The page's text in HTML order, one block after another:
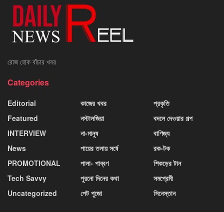
রোজ হোক বাঁচার খবর
Categories
Editorial
Featured
INTERVIEW
News
PROMOTIONAL
Tech Savvy
Uncategorized
কাজের খবর
নস্টালজিয়া
না-মানুষ
পায়ের তলায় সর্ষে
পালা- পাব্বণ
পুরনো দিনের কথা
পেট পুজো
প্রকৃতি
বদলে দেওয়ার গল্প
বাণিজ্য
রক-টক
শিকড়ের টান
সমপ্রেমী
সিনেস্তান